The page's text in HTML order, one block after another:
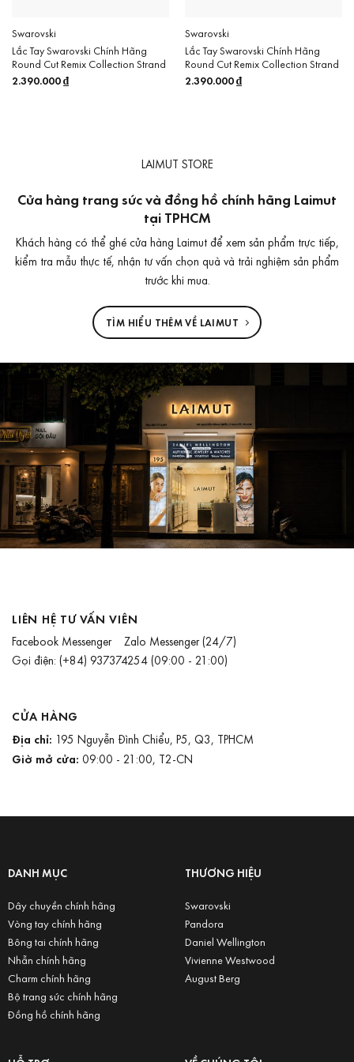
Swarovski
Lắc Tay Swarovski Chính Hãng
Round Cut Remix Collection Strand
2.390.000₫
Swarovski
Lắc Tay Swarovski Chính Hãng
Round Cut Remix Collection Strand
2.390.000₫
LAIMUT STORE
Cửa hàng trang sức và đồng hồ chính hãng Laimut
tại TPHCM
Khách hàng có thể ghé cửa hàng Laimut để xem sản phẩm trực tiếp,
kiểm tra mẫu thực tế, nhận tư vấn chọn quà và trải nghiệm sản phẩm
trước khi mua.
TÌM HIỂU THÊM VỀ LAIMUT
LIÊN HỆ TƯ VẤN VIÊN
Facebook Messenger Zalo Messenger(24/7)
Gọi điện: (+84) 937374254(09:00 - 21:00)
CỬA HÀNG
Địa chỉ: 195 Nguyễn Đình Chiểu, P5, Q3, TPHCM
Giờ mở cửa: 09:00 - 21:00, T2-CN
DANH MỤC
Dây chuyền chính hãng
Vòng tay chính hãng
Bông tai chính hãng
Nhẫn chính hãng
Charm chính hãng
Bộ trang sức chính hãng
Đồng hồ chính hãng
THƯƠNG HIỆU
Swarovski
Pandora
Daniel Wellington
Vivienne Westwood
August Berg